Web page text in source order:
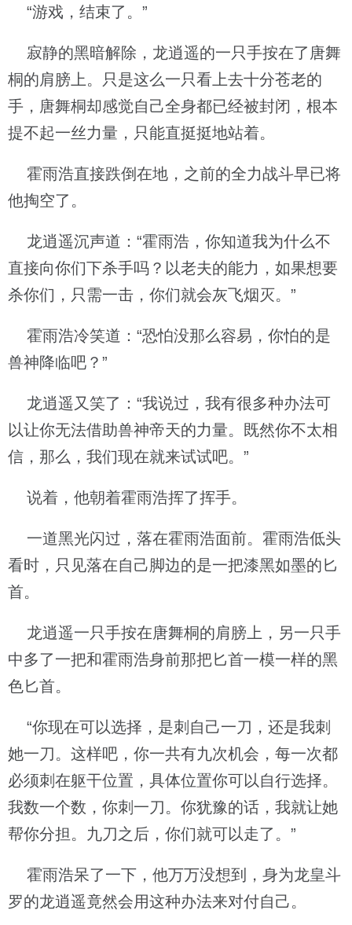
“游戏，结束了。”
寂静的黑暗解除，龙逍遥的一只手按在了唐舞
桐的肩膀上。只是这么一只看上去十分苍老的
手，唐舞桐却感觉自己全身都已经被封闭，根本
提不起一丝力量，只能直挺挺地站着。
霍雨浩直接跌倒在地，之前的全力战斗早已将
他掏空了。
龙逍遥沉声道：“霍雨浩，你知道我为什么不
直接向你们下杀手吗？以老夫的能力，如果想要
杀你们，只需一击，你们就会灰飞烟灭。”
霍雨浩冷笑道：“恐怕没那么容易，你怕的是
兽神降临吧？”
龙逍遥又笑了：“我说过，我有很多种办法可
以让你无法借助兽神帝天的力量。既然你不太相
信，那么，我们现在就来试试吧。”
说着，他朝着霍雨浩挥了挥手。
一道黑光闪过，落在霍雨浩面前。霍雨浩低头
看时，只见落在自己脚边的是一把漆黑如墨的匕
首。
龙逍遥一只手按在唐舞桐的肩膀上，另一只手
中多了一把和霍雨浩身前那把匕首一模一样的黑
色匕首。
“你现在可以选择，是刺自己一刀，还是我刺
她一刀。这样吧，你一共有九次机会，每一次都
必须刺在躯干位置，具体位置你可以自行选择。
我数一个数，你刺一刀。你犹豫的话，我就让她
帮你分担。九刀之后，你们就可以走了。”
霍雨浩呆了一下，他万万没想到，身为龙皇斗
罗的龙逍遥竟然会用这种办法来对付自己。